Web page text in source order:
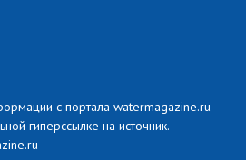
с портала watermagazine.ru
гиперссылке на источник.